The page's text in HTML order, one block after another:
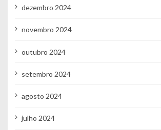
dezembro 2024
novembro 2024
outubro 2024
setembro 2024
agosto 2024
julho 2024